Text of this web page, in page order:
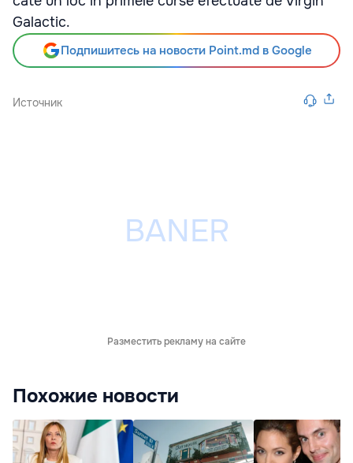
Galactic.
Подпишитесь на новости Point.md в Google
Источник
Разместить рекламу на сайте
Похожие новости